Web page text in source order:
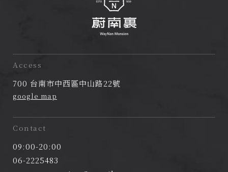
南
民
Access
700 台南市中西區中山路22號
google map
Contact
09:00-20:00
06-2225483